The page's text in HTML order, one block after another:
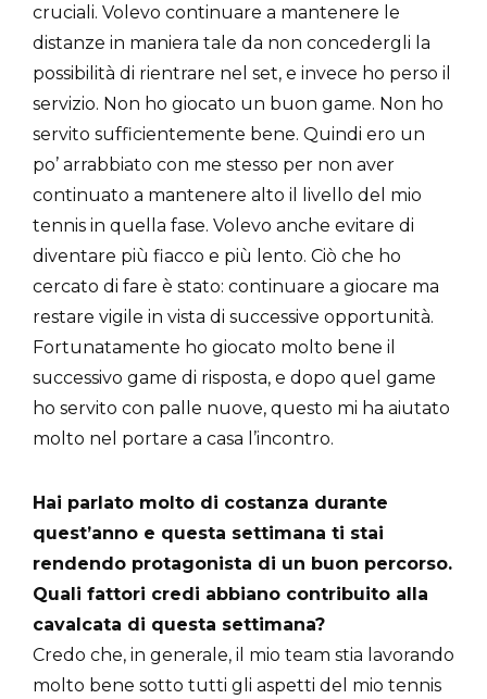
cruciali. Volevo continuare a mantenere le
distanze in maniera tale da non concedergli la
possibilità di rientrare nel set, e invece ho perso il
servizio. Non ho giocato un buon game. Non ho
servito sufficientemente bene. Quindi ero un
po’ arrabbiato con me stesso per non aver
continuato a mantenere alto il livello del mio
tennis in quella fase. Volevo anche evitare di
diventare più fiacco e più lento. Ciò che ho
cercato di fare è stato: continuare a giocare ma
restare vigile in vista di successive opportunità.
Fortunatamente ho giocato molto bene il
successivo game di risposta, e dopo quel game
ho servito con palle nuove, questo mi ha aiutato
molto nel portare a casa l’incontro.
Hai parlato molto di costanza durante
quest’anno e questa settimana ti stai
rendendo protagonista di un buon percorso.
Quali fattori credi abbiano contribuito alla
cavalcata di questa settimana?
Credo che, in generale, il mio team stia lavorando
molto bene sotto tutti gli aspetti del mio tennis